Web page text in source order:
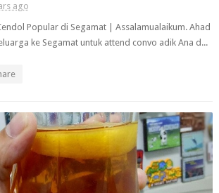
ago
Popular di Segamat | Assalamualaikum. Ahad
ke Segamat untuk attend convo adik Ana d...